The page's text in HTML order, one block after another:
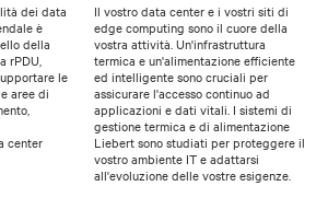
dei data
è
della
rPDU,
le
aree di
center
Il vostro data center e i vostri siti di
edge computing sono il cuore della
vostra attività. Un'infrastruttura
termica e un'alimentazione efficiente
ed intelligente sono cruciali per
assicurare l'accesso continuo ad
applicazioni e dati vitali. I sistemi di
gestione termica e di alimentazione
Liebert sono studiati per proteggere il
vostro ambiente IT e adattarsi
all'evoluzione delle vostre esigenze.